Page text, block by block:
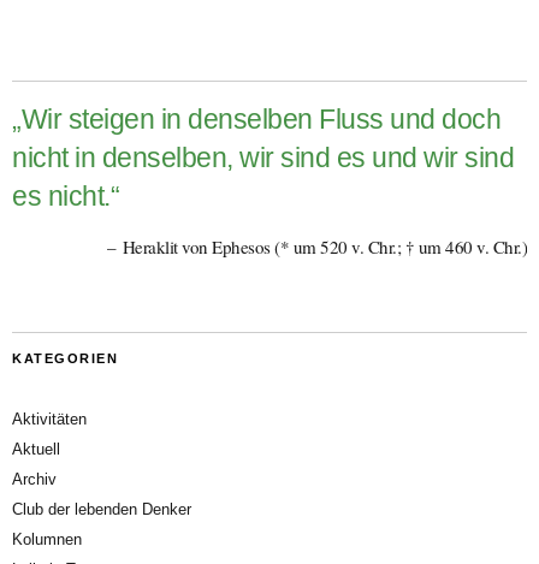
„Wir steigen in denselben Fluss und doch
nicht in denselben, wir sind es und wir sind
es nicht.“
Heraklit von Ephesos (* um 520 v. Chr.; † um 460 v. Chr.)
KATEGORIEN
Aktivitäten
Aktuell
Archiv
Club der lebenden Denker
Kolumnen